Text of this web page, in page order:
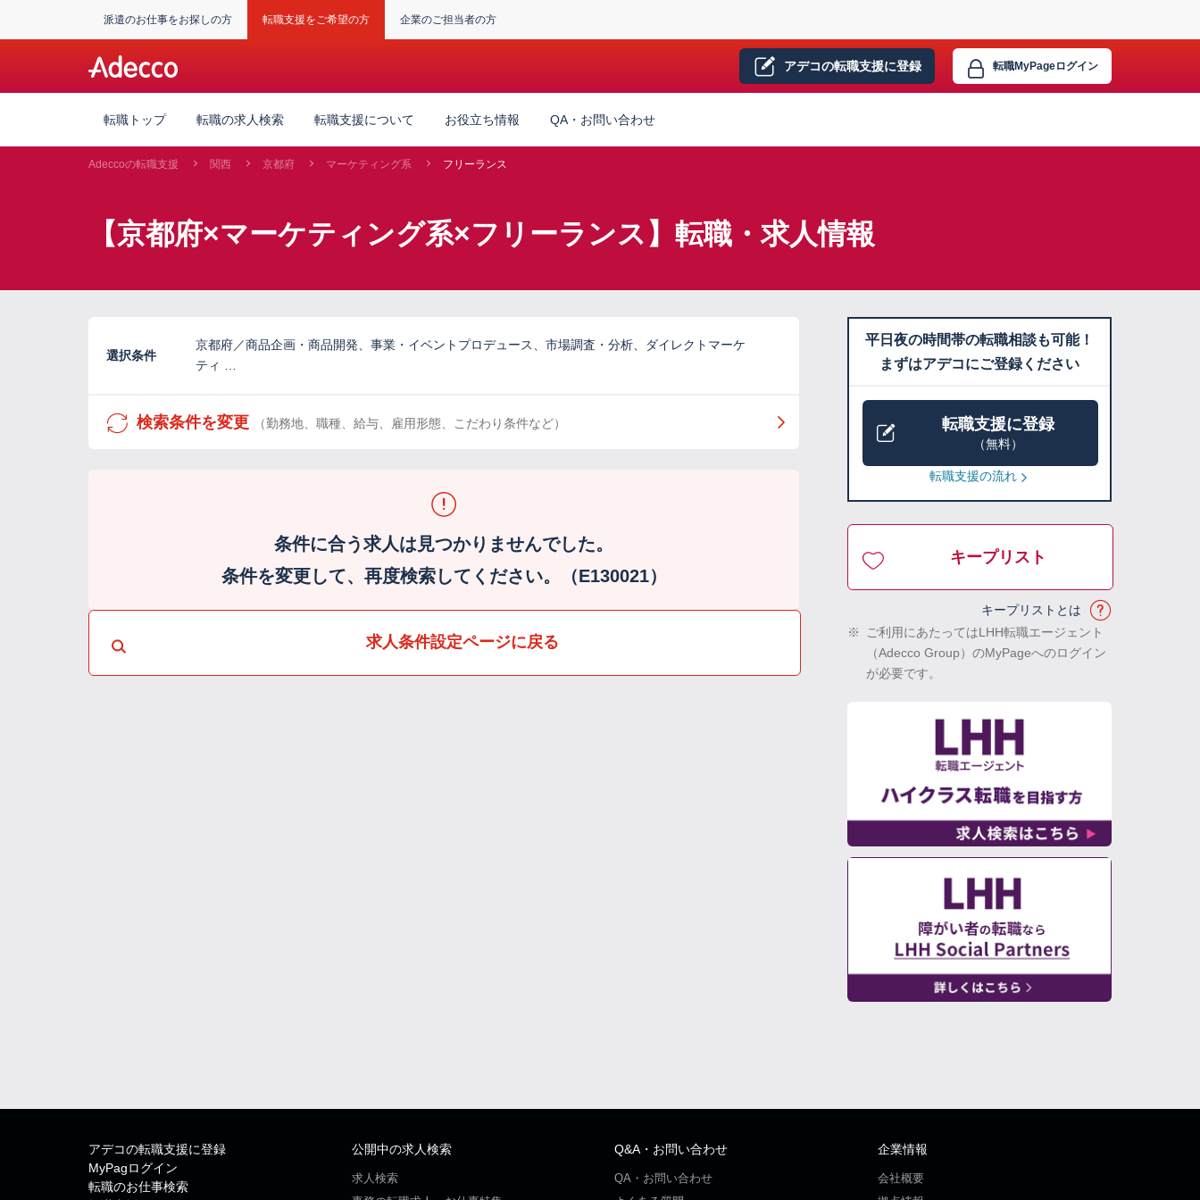
派遣のお仕事をお探しの方 転職支援をご希望の方 企業のご担当者の方
アデコの転職支援に登録 転職MyPageログイン
転職トップ 転職の求人検索 転職支援について お役立ち情報 QA・お問い合わせ
Adeccoの転職支援 関西 京都府 マーケティング系 フリーランス
【京都府×マーケティング系×フリーランス】転職・求人情報
選択条件
京都府／商品企画・商品開発、事業・イベントプロデュース、市場調査・分析、ダイレクトマーケ
ティ …
検索条件を変更 （勤務地、職種、給与、雇用形態、こだわり条件など）
条件に合う求人は見つかりませんでした。
条件を変更して、再度検索してください。（E130021）
求人条件設定ページに戻る
平日夜の時間帯の転職相談も可能！
まずはアデコにご登録ください
転職支援に登録
（無料）
転職支援の流れ
キープリスト
キープリストとは
※
ご利用にあたってはLHH転職エージェント
（Adecco Group）のMyPageへのログイン
が必要です。
アデコの転職支援に登録
MyPagログイン
転職のお仕事検索
公開中の求人検索
求人検索
Q&A・お問い合わせ
QA・お問い合わせ
企業情報
会社概要